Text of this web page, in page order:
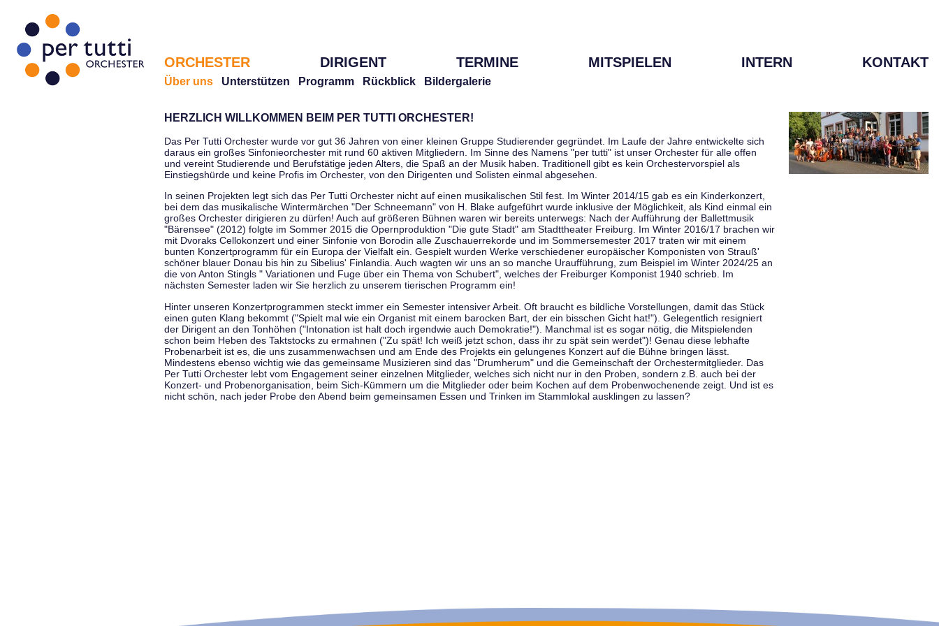
ORCHESTER DIRIGENT TERMINE MITSPIELEN INTERN KONTAKT
Über uns Unterstützen Programm Rückblick Bildergalerie
HERZLICH WILLKOMMEN BEIM PER TUTTI ORCHESTER!
Das Per Tutti Orchester wurde vor gut 36 Jahren von einer kleinen Gruppe Studierender gegründet. Im Laufe der Jahre entwickelte sich
daraus ein großes Sinfonieorchester mit rund 60 aktiven Mitgliedern. Im Sinne des Namens "per tutti" ist unser Orchester für alle offen
und vereint Studierende und Berufstätige jeden Alters, die Spaß an der Musik haben. Traditionell gibt es kein Orchestervorspiel als
Einstiegshürde und keine Profis im Orchester, von den Dirigenten und Solisten einmal abgesehen.
In seinen Projekten legt sich das Per Tutti Orchester nicht auf einen musikalischen Stil fest. Im Winter 2014/15 gab es ein Kinderkonzert,
bei dem das musikalische Wintermärchen "Der Schneemann" von H. Blake aufgeführt wurde inklusive der Möglichkeit, als Kind einmal ein
großes Orchester dirigieren zu dürfen! Auch auf größeren Bühnen waren wir bereits unterwegs: Nach der Aufführung der Ballettmusik
"Bärensee" (2012) folgte im Sommer 2015 die Opernproduktion "Die gute Stadt" am Stadttheater Freiburg. Im Winter 2016/17 brachen wir
mit Dvoraks Cellokonzert und einer Sinfonie von Borodin alle Zuschauerrekorde und im Sommersemester 2017 traten wir mit einem
bunten Konzertprogramm für ein Europa der Vielfalt ein. Gespielt wurden Werke verschiedener europäischer Komponisten von Strauß'
schöner blauer Donau bis hin zu Sibelius' Finlandia. Auch wagten wir uns an so manche Uraufführung, zum Beispiel im Winter 2024/25 an
die von Anton Stingls " Variationen und Fuge über ein Thema von Schubert", welches der Freiburger Komponist 1940 schrieb. Im
nächsten Semester laden wir Sie herzlich zu unserem tierischen Programm ein!
Hinter unseren Konzertprogrammen steckt immer ein Semester intensiver Arbeit. Oft braucht es bildliche Vorstellungen, damit das Stück
einen guten Klang bekommt ("Spielt mal wie ein Organist mit einem barocken Bart, der ein bisschen Gicht hat!"). Gelegentlich resigniert
der Dirigent an den Tonhöhen ("Intonation ist halt doch irgendwie auch Demokratie!"). Manchmal ist es sogar nötig, die Mitspielenden
schon beim Heben des Taktstocks zu ermahnen ("Zu spät! Ich weiß jetzt schon, dass ihr zu spät sein werdet")! Genau diese lebhafte
Probenarbeit ist es, die uns zusammenwachsen und am Ende des Projekts ein gelungenes Konzert auf die Bühne bringen lässt.
Mindestens ebenso wichtig wie das gemeinsame Musizieren sind das "Drumherum" und die Gemeinschaft der Orchestermitglieder. Das
Per Tutti Orchester lebt vom Engagement seiner einzelnen Mitglieder, welches sich nicht nur in den Proben, sondern z.B. auch bei der
Konzert- und Probenorganisation, beim Sich-Kümmern um die Mitglieder oder beim Kochen auf dem Probenwochenende zeigt. Und ist es
nicht schön, nach jeder Probe den Abend beim gemeinsamen Essen und Trinken im Stammlokal ausklingen zu lassen?